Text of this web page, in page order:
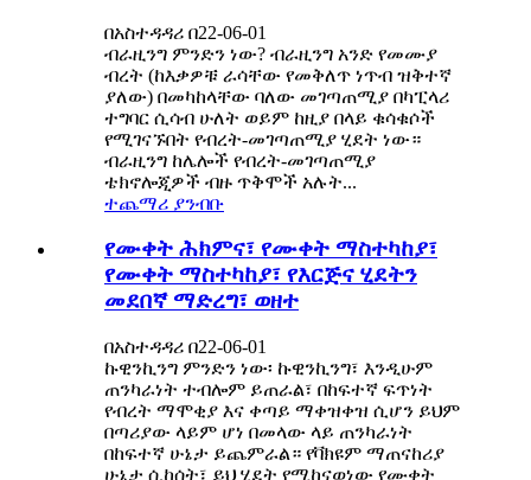
በአስተዳዳሪ በ22-06-01
ብራዚንግ ምንድን ነው? ብራዚንግ አንድ የመሙያ
ብረት (ከእቃዎቹ ራሳቸው የመቅለጥ ነጥብ ዝቅተኛ
ያለው) በመካከላቸው ባለው መገጣጠሚያ በካፒላሪ
ተግባር ሲሳብ ሁለት ወይም ከዚያ በላይ ቁሳቁሶች
የሚገናኙበት የብረት-መገጣጠሚያ ሂደት ነው።
ብራዚንግ ከሌሎች የብረት-መገጣጠሚያ
ቴክኖሎጂዎች ብዙ ጥቅሞች አሉት...
ተጨማሪ ያንብቡ
የሙቀት ሕክምና፣ የሙቀት ማስተካከያ፣
የሙቀት ማስተካከያ፣ የእርጅና ሂደትን
መደበኛ ማድረግ፣ ወዘተ
በአስተዳዳሪ በ22-06-01
ኩዊንኪንግ ምንድን ነው፡ ኩዊንኪንግ፣ እንዲሁም
ጠንካራነት ተብሎም ይጠራል፣ በከፍተኛ ፍጥነት
የብረት ማሞቂያ እና ቀጣይ ማቀዝቀዝ ሲሆን ይህም
በጣሪያው ላይም ሆነ በመላው ላይ ጠንካራነት
በከፍተኛ ሁኔታ ይጨምራል። የቫክዩም ማጠናከሪያ
ሁኔታ ሲከሰት፣ ይህ ሂደት የሚከናወነው የሙቀት